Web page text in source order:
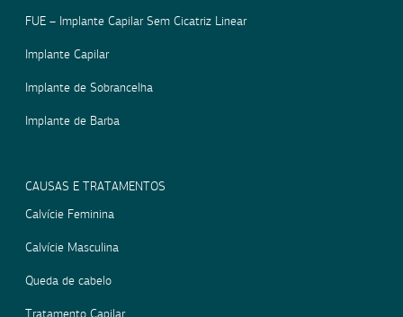
FUE – Implante Capilar Sem Cicatriz Linear
Implante Capilar
Implante de Sobrancelha
Implante de Barba
CAUSAS E TRATAMENTOS
Calvície Feminina
Calvície Masculina
Queda de cabelo
Tratamento Capilar